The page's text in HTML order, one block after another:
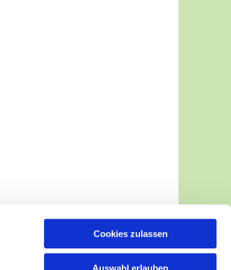
Cookies zulassen
Auswahl erlauben